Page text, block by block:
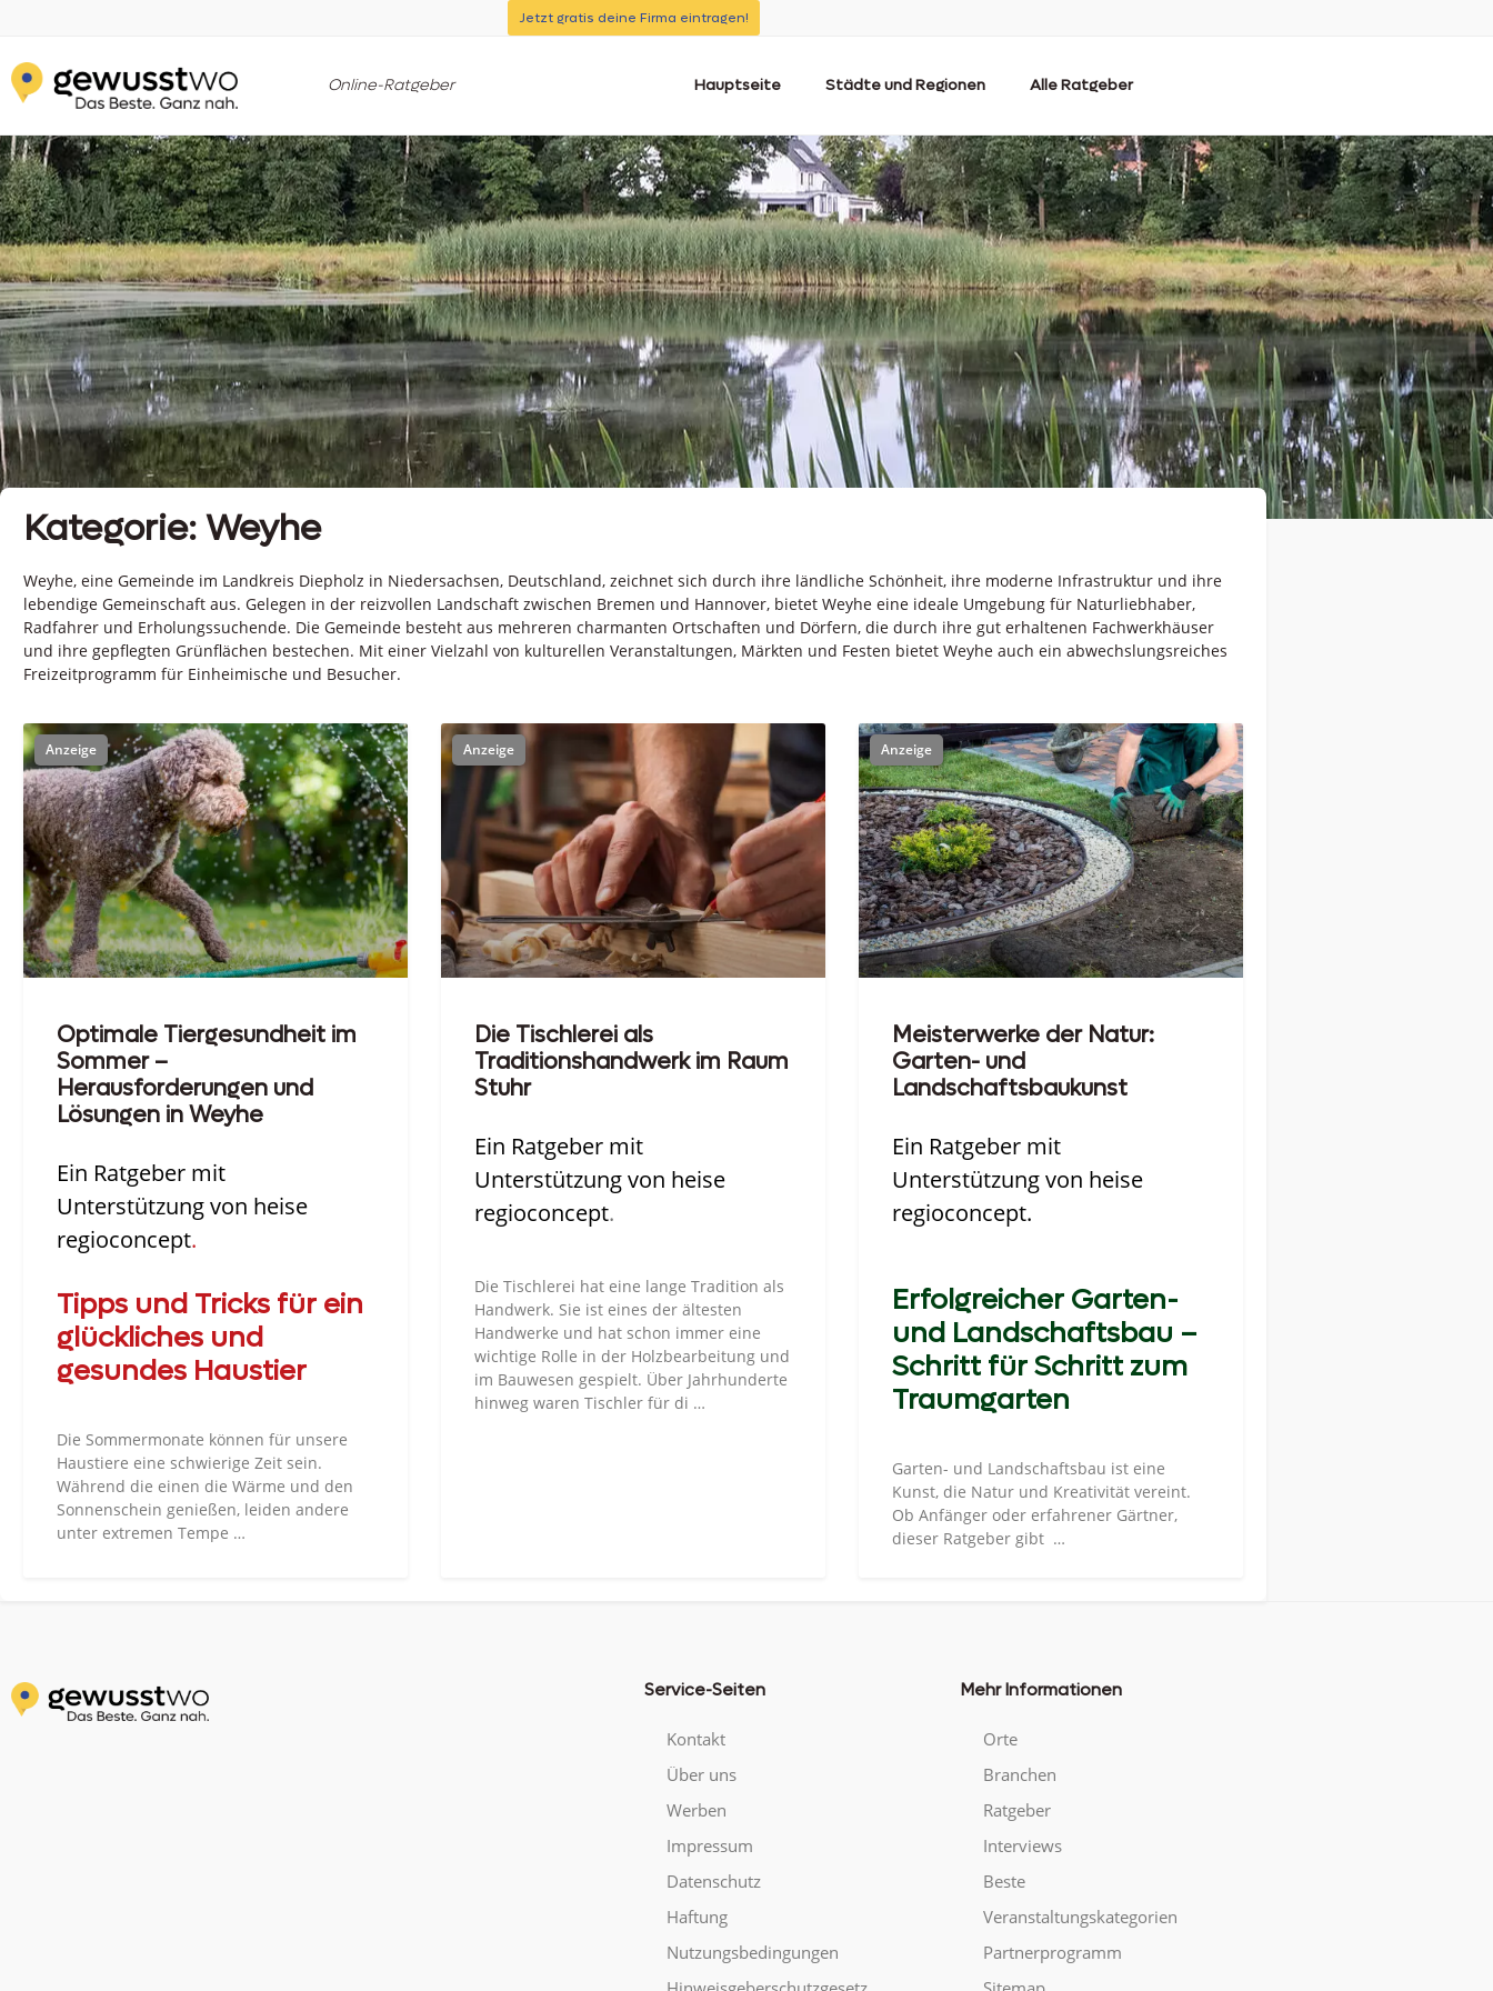
Jetzt gratis deine Firma eintragen!
Online-Ratgeber Hauptseite Städte und Regionen Alle Ratgeber
Kategorie: Weyhe
Weyhe, eine Gemeinde im Landkreis Diepholz in Niedersachsen, Deutschland, zeichnet sich durch ihre ländliche Schönheit, ihre moderne Infrastruktur und ihre
lebendige Gemeinschaft aus. Gelegen in der reizvollen Landschaft zwischen Bremen und Hannover, bietet Weyhe eine ideale Umgebung für Naturliebhaber,
Radfahrer und Erholungssuchende. Die Gemeinde besteht aus mehreren charmanten Ortschaften und Dörfern, die durch ihre gut erhaltenen Fachwerkhäuser
und ihre gepflegten Grünflächen bestechen. Mit einer Vielzahl von kulturellen Veranstaltungen, Märkten und Festen bietet Weyhe auch ein abwechslungsreiches
Freizeitprogramm für Einheimische und Besucher.
Optimale Tiergesundheit im
Sommer –
Herausforderungen und
Lösungen in Weyhe
Ein Ratgeber mit
Unterstützung von heise
regioconcept.
Tipps und Tricks für ein
glückliches und
gesundes Haustier
Die Sommermonate können für unsere
Haustiere eine schwierige Zeit sein.
Während die einen die Wärme und den
Sonnenschein genießen, leiden andere
unter extremen Tempe …
Die Tischlerei als
Traditionshandwerk im Raum
Stuhr
Ein Ratgeber mit
Unterstützung von heise
regioconcept.
Die Tischlerei hat eine lange Tradition als
Handwerk. Sie ist eines der ältesten
Handwerke und hat schon immer eine
wichtige Rolle in der Holzbearbeitung und
im Bauwesen gespielt. Über Jahrhunderte
hinweg waren Tischler für di …
Meisterwerke der Natur:
Garten- und
Landschaftsbaukunst
Ein Ratgeber mit
Unterstützung von heise
regioconcept.
Erfolgreicher Garten-
und Landschaftsbau –
Schritt für Schritt zum
Traumgarten
Garten- und Landschaftsbau ist eine
Kunst, die Natur und Kreativität vereint.
Ob Anfänger oder erfahrener Gärtner,
dieser Ratgeber gibt …
Service-Seiten
Kontakt
Über uns
Werben
Impressum
Datenschutz
Haftung
Nutzungsbedingungen
Mehr Informationen
Orte
Branchen
Ratgeber
Interviews
Beste
Veranstaltungskategorien
Partnerprogramm